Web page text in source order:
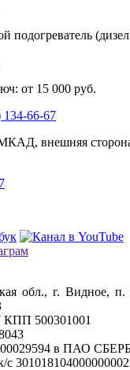
подогреватель
от 15 000 руб.
134-66-67
внешняя
обл., г. Видное, п.
500301001
в ПАО